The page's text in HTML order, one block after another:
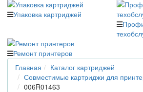
Упаковка картриджей
Ремонт принтеров
Главная
Каталог картриджей
Совместимые картриджи для
006R01463